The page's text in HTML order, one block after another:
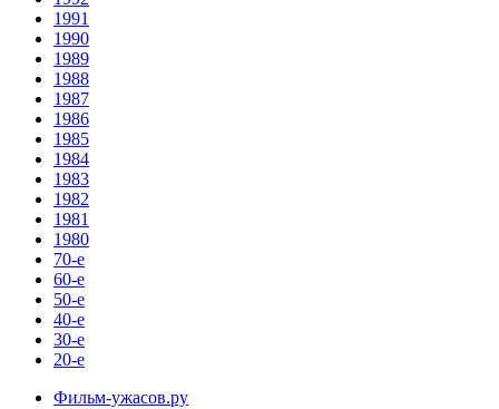
1991
1990
1989
1988
1987
1986
1985
1984
1983
1982
1981
1980
70-е
60-е
50-е
40-е
30-е
20-е
Фильм-ужасов.ру